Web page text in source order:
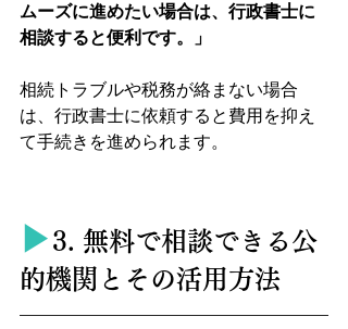
ムーズに進めたい場合は、行政書士に
相談すると便利です。」
相続トラブルや税務が絡まない場合
は、行政書士に依頼すると費用を抑え
て手続きを進められます。
▶︎ 3. 無料で相談できる公
的機関とその活用方法